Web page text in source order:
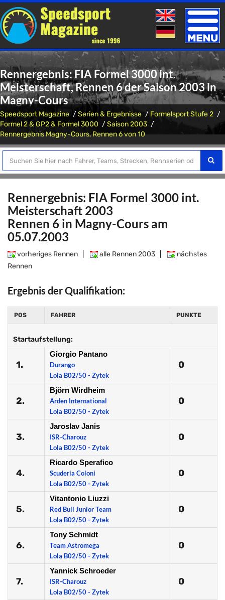
Toggle
Rennergebnis: FIA Formel 3000 int.
Meisterschaft, Rennen 6 der Saison 2003 in
Magny-Cours
Speedsport Magazine Serien & Ergebnisse
Formelsport Stufe 2
Formel 2 & GP2 & Formel 3000
Saison 2003
Rennergebnis Magny-Cours, Rennen 6 von 10
Rennergebnis: FIA Formel 3000 int.
Meisterschaft 2003
Rennen 6 in Magny-Cours am
05.07.2003
vorheriges Rennen alle Rennen 2003
nächstes
Rennen
Ergebnis der Qualifikation:
POS FAHRER PUNKTE
Startaufstellung:
1.
Giorgio Pantano
Durango
Lola B02/50 - Zytek
0
2.
Björn Wirdheim
Arden International
Lola B02/50 - Zytek
0
3.
Jaroslav Janis
ISR-Charouz
Lola B02/50 - Zytek
0
4.
Ricardo Sperafico
Scuderia Coloni
Lola B02/50 - Zytek
0
5.
Vitantonio Liuzzi
Red Bull Junior Team
Lola B02/50 - Zytek
0
6.
Tony Schmidt
Team Astromega
Lola B02/50 - Zytek
0
7.
Yannick Schroeder
ISR-Charouz
Lola B02/50 - Zytek
0